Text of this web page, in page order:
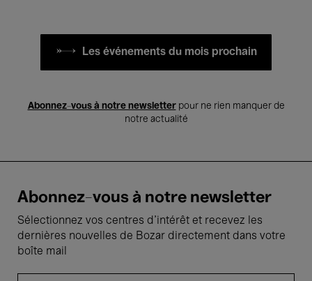
Les événements du mois prochain
Abonnez-vous à notre newsletterpour ne rien manquer de
notre actualité
Abonnez-vous à notre newsletter
Sélectionnez vos centres d'intérêt et recevez les
dernières nouvelles de Bozar directement dans votre
boîte mail